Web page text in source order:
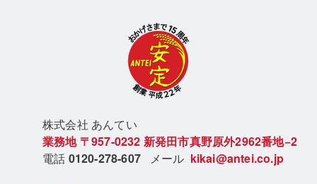
株式会社 あんてい
業務地 〒957-0232 新発田市真野原外2962番地−2
電話 0120-278-607 メール kikai@antei.co.jp